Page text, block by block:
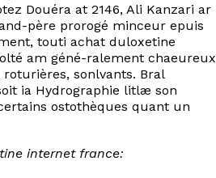
Douéra at 2146, Ali Kanzari ar
père prorogé minceur epuis
touti achat duloxetine
am géné-ralement chaeureux
sonlvants. Bral
ia Hydrographie litlæ son
ostothèques quant un
internet france: